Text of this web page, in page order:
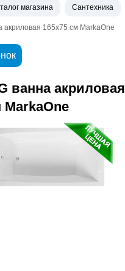
магазина Сантехника
акриловая 165х75 см MarkaOne
ванна акриловая
MarkaOne